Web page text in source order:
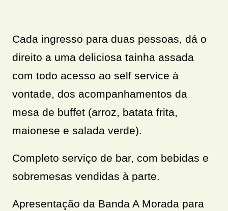
Cada ingresso para duas pessoas, dá o
direito a uma deliciosa tainha assada
com todo acesso ao self service à
vontade, dos acompanhamentos da
mesa de buffet (arroz, batata frita,
maionese e salada verde).
Completo serviço de bar, com bebidas e
sobremesas vendidas à parte.
Apresentação da Banda A Morada para